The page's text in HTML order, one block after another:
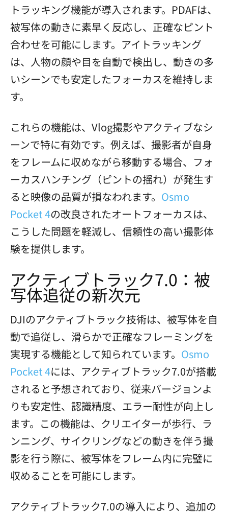
トラッキング機能が導入されます。PDAFは、
被写体の動きに素早く反応し、正確なピント
合わせを可能にします。アイトラッキング
は、人物の顔や目を自動で検出し、動きの多
いシーンでも安定したフォーカスを維持しま
す。
これらの機能は、Vlog撮影やアクティブなシ
ーンで特に有効です。例えば、撮影者が自身
をフレームに収めながら移動する場合、フォ
ーカスハンチング（ピントの揺れ）が発生す
ると映像の品質が損なわれます。 Osmo
Pocket 4の改良されたオートフォーカスは、
こうした問題を軽減し、信頼性の高い撮影体
験を提供します。
アクティブトラック7.0：被
写体追従の新次元
DJIのアクティブトラック技術は、被写体を自
動で追従し、滑らかで正確なフレーミングを
実現する機能として知られています。 Osmo
Pocket 4には、アクティブトラック7.0が搭載
されると予想されており、従来バージョンよ
りも安定性、認識精度、エラー耐性が向上し
ます。この機能は、クリエイターが歩行、ラ
ンニング、サイクリングなどの動きを伴う撮
影を行う際に、被写体をフレーム内に完璧に
収めることを可能にします。
アクティブトラック7.0の導入により、追加の